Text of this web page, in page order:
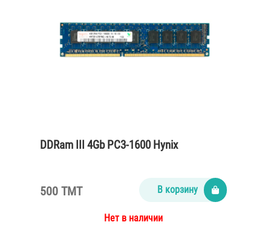
DDRam III 4Gb PC3-1600 Hynix
500 TMT В корзину
Нет в наличии